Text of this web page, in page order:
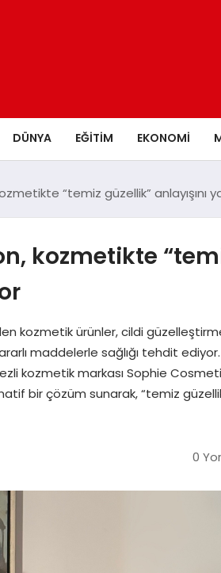
DÜNYA EĞITIM EKONOMI
“temiz güzellik” anlayışını
kozmetikte
kozmetik ürünler, cildi
maddelerle sağlığı tehdit
kozmetik markası Sophie
bir çözüm sunarak, “temiz güzellik”
0